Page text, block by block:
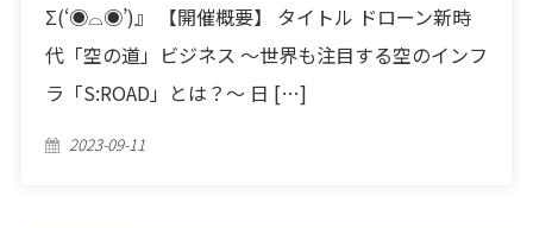
Σ(‘◉⌓◉’)』 【開催概要】 タイトル ドローン新時
代「空の道」ビジネス 〜世界も注目する空のインフ
ラ「S:ROAD」とは？〜 日 […]
Posted
2023-09-11